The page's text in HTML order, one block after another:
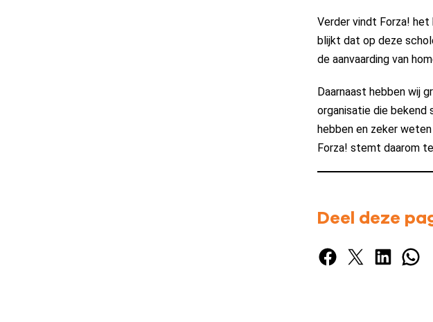
Verder vindt Forza!
blijkt dat op deze
de aanvaarding van
Daarnaast hebben wij
organisatie die
hebben en zeker
Forza! stemt daarom
Deel deze
Facebook X LinkedIn WhatsApp